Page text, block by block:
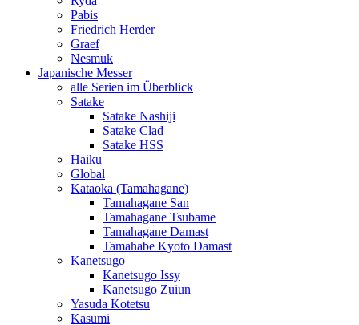
Pabis
Friedrich Herder
Graef
Nesmuk
Japanische Messer
alle Serien im Überblick
Satake
Satake Nashiji
Satake Clad
Satake HSS
Haiku
Global
Kataoka (Tamahagane)
Tamahagane San
Tamahagane Tsubame
Tamahagane Damast
Tamahabe Kyoto Damast
Kanetsugo
Kanetsugo Issy
Kanetsugo Zuiun
Yasuda Kotetsu
Kasumi